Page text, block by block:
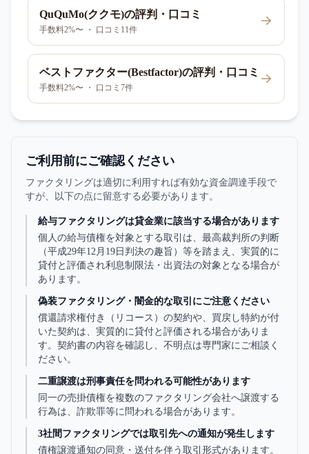
QuQuMo(ククモ)の評判・口コミ
手数料2%〜 ・ 口コミ11件
ベストファクター(Bestfactor)の評判・口コミ
手数料2%〜 ・ 口コミ7件
ご利用前にご確認ください
ファクタリングは適切に利用すれば有効な資金調達手段で
すが、以下の点に留意する必要があります。
給与ファクタリングは貸金業に該当する場合があります
個人の給与債権を対象とする取引は、最高裁判所の判断
（平成29年12月19日判決の趣旨）等を踏まえ、実質的に
貸付と評価され利息制限法・出資法の対象となる場合が
あります。
偽装ファクタリング・闇金的な取引にご注意ください
償還請求権付き（リコース）の契約や、買戻し特約が付
いた契約は、実質的に貸付と評価される場合がありま
す。契約書の内容を確認し、不明点は専門家にご相談く
ださい。
二重譲渡は刑事責任を問われる可能性があります
同一の売掛債権を複数のファクタリング会社へ譲渡する
行為は、詐欺罪等に問われる場合があります。
3社間ファクタリングでは取引先への通知が発生します
債権譲渡通知の同意・送付を伴う取引形式があります。